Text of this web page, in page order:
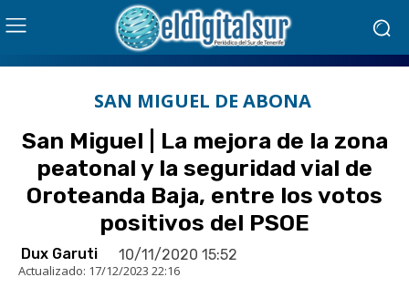
SAN MIGUEL DE ABONA
San Miguel | La mejora de la zona
peatonal y la seguridad vial de
Oroteanda Baja, entre los votos
positivos del PSOE
Dux Garuti 10/11/2020 15:52
Actualizado: 17/12/2023 22:16